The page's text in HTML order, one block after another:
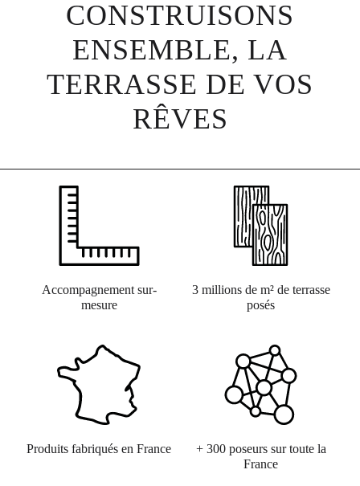
CONSTRUISONS
ENSEMBLE, LA
TERRASSE DE VOS
RÊVES
Accompagnement sur-
mesure
3 millions de m² de terrasse
posés
Produits fabriqués en France
+ 300 poseurs sur toute la
France